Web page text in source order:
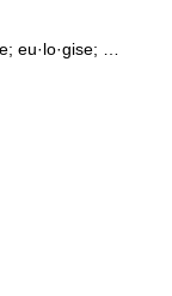
eu·lo·gise; …